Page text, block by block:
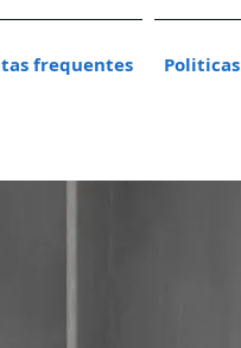
frequentes Politicas